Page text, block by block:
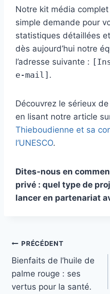
Notre kit média
simple demande pour
statistiques détaillées
dès aujourd’hui notre
l’adresse suivante :
e-mail] .
Découvrez le sérieux
en lisant notre article
Thieboudienne et sa
l’UNESCO.
Dites-nous en
privé : quel type de
lancer en partenariat
PRÉCÉDENT
Bienfaits de l’huile de
palme rouge : ses
vertus pour la santé.